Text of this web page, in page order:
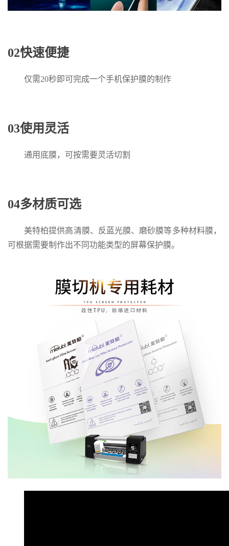
02快速便捷
仅需20秒即可完成一个手机保护膜的制作
03使用灵活
通用底膜，可按需要灵活切割
04多材质可选
美特柏提供高清膜、反蓝光膜、磨砂膜等多种材料膜，
可根据需要制作出不同功能类型的屏幕保护膜。